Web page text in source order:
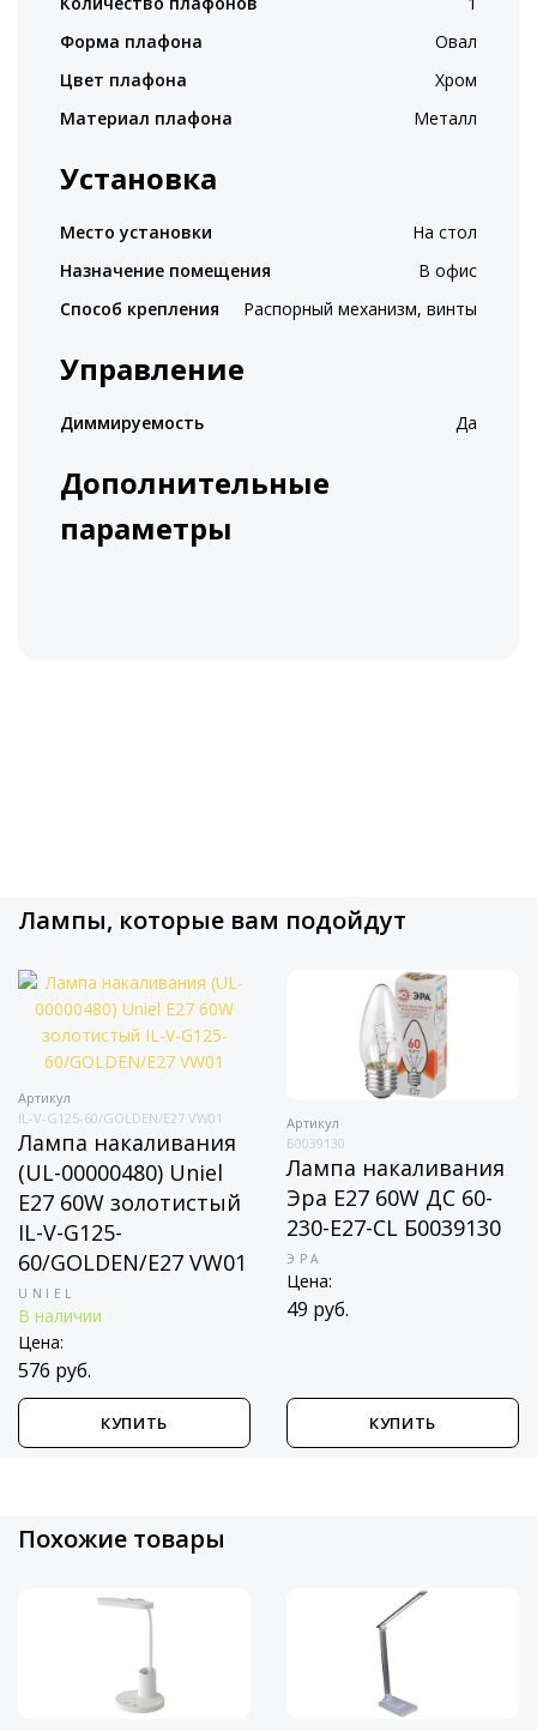
Форма плафона
Овал
Цвет плафона
Хром
Материал плафона
Металл
Установка
Место установки
На стол
Назначение помещения
В офис
Способ крепления
Распорный механизм, винты
Управление
Диммируемость Да
Дополнительные
параметры
Лампы, которые вам подойдут
Артикул
IL-V-G125-60/GOLDEN/E27 VW01
Лампа накаливания
(UL-00000480) Uniel
E27 60W золотистый
IL-V-G125-
60/GOLDEN/E27 VW01
UNIEL
В наличии
Цена:
576 руб.
КУПИТЬ
Артикул
Б0039130
Лампа накаливания
Эра E27 60W ДС 60-
230-E27-CL Б0039130
ЭРА
Цена:
49 руб.
КУПИТЬ
Похожие товары